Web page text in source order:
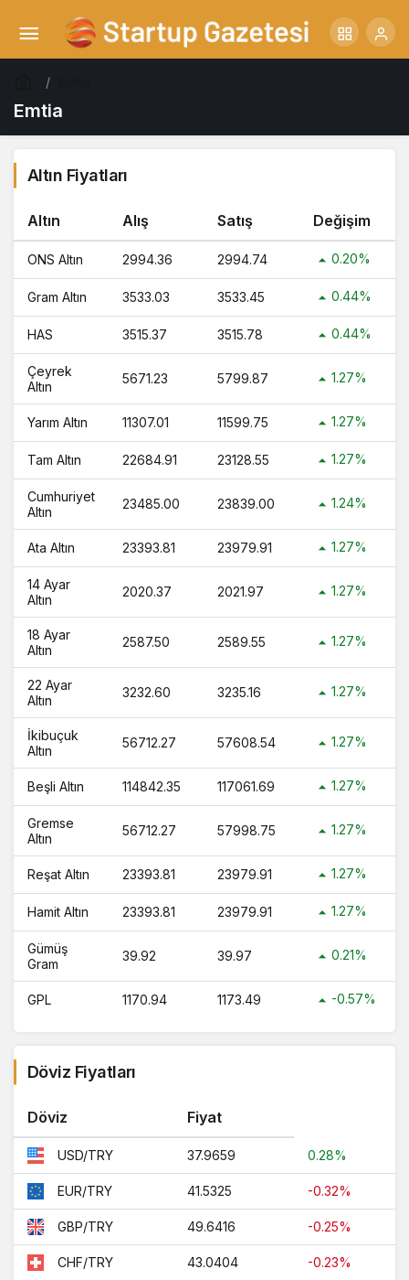
Emtia
Altın Fiyatları
Altın Alış Satış Değişim
ONS Altın 2994.36 2994.74 0.20%
Gram Altın 3533.03 3533.45 0.44%
HAS 3515.37 3515.78 0.44%
Çeyrek
Altın
5671.23 5799.87 1.27%
Yarım Altın 11307.01 11599.75 1.27%
Tam Altın 22684.91 23128.55 1.27%
Cumhuriyet
Altın
23485.00 23839.00 1.24%
Ata Altın 23393.81 23979.91 1.27%
14 Ayar
Altın
2020.37 2021.97 1.27%
18 Ayar
Altın
2587.50 2589.55 1.27%
22 Ayar
Altın
3232.60 3235.16 1.27%
İkibuçuk
Altın
56712.27 57608.54 1.27%
Beşli Altın 114842.35 117061.69 1.27%
Gremse
Altın
56712.27 57998.75 1.27%
Reşat Altın 23393.81 23979.91 1.27%
Hamit Altın 23393.81 23979.91 1.27%
Gümüş
Gram
39.92 39.97 0.21%
GPL 1170.94 1173.49 -0.57%
Döviz Fiyatları
Döviz Fiyat
USD/TRY 37.9659 0.28%
EUR/TRY 41.5325 -0.32%
GBP/TRY 49.6416 -0.25%
CHF/TRY 43.0404 -0.23%